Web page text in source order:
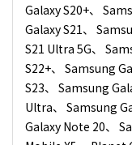
Galaxy S20+、
Galaxy S21、
S21 Ultra 5G、
S22+、 Samsung
S23、 Samsung
Ultra、 Samsung
Galaxy Note 20、